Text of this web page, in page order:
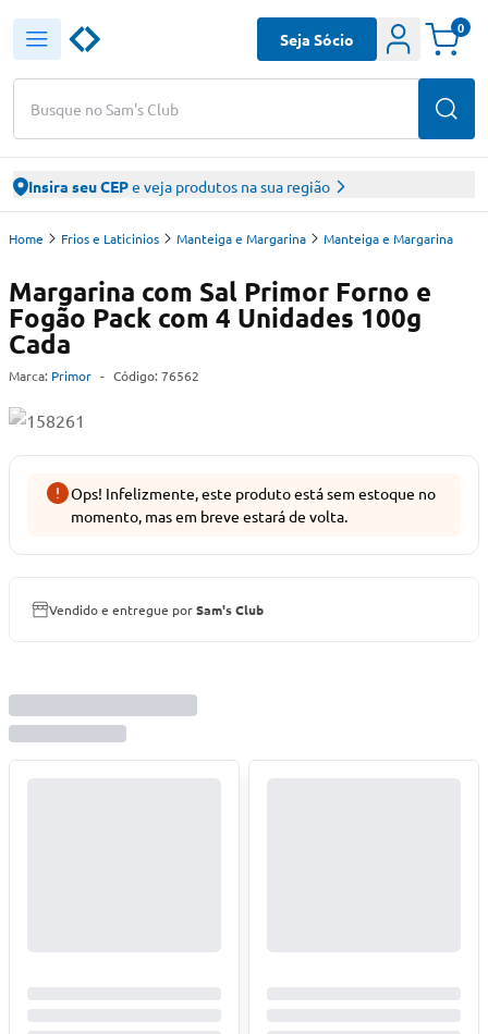
Busque no Sam's Club
Seja Sócio
0
Insira seu CEPe veja produtos na sua região
Home Frios e Laticinios Manteiga e Margarina Manteiga e Margarina
Margarina com Sal Primor Forno e
Fogão Pack com 4 Unidades 100g
Cada
Marca: Primor - Código: 76562
Ops! Infelizmente, este produto está sem estoque no
momento, mas em breve estará de volta.
Vendido e entregue porSam's Club